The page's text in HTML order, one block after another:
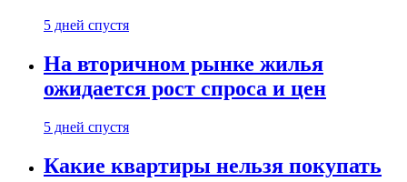
5 дней спустя
На вторичном рынке жилья
ожидается рост спроса и цен
5 дней спустя
Какие квартиры нельзя покупать